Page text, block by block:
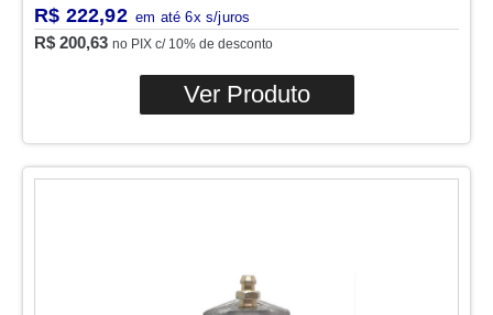
R$ 222,92
R$ 200,63 no PIX c/ 10% de desconto
Ver Produto